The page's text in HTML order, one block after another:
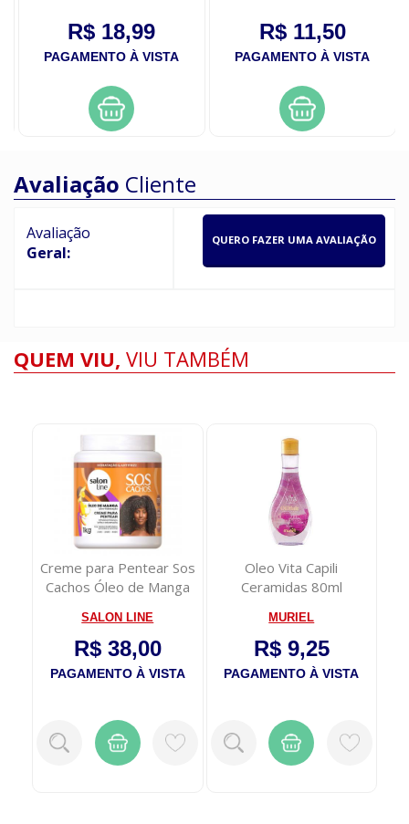
R$ 18,99
PAGAMENTO À VISTA
R$ 11,50
PAGAMENTO À VISTA
Avaliação Cliente
Avaliação
Geral:
QUERO FAZER UMA AVALIAÇÃO
QUEM VIU, VIU TAMBÉM
Creme para Pentear Sos
Cachos Óleo de Manga
SALON LINE
R$ 38,00
PAGAMENTO À VISTA
Oleo Vita Capili
Ceramidas 80ml
MURIEL
R$ 9,25
PAGAMENTO À VISTA